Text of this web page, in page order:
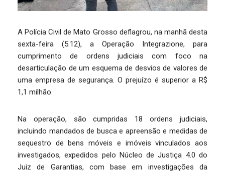
A Polícia Civil de Mato Grosso deflagrou, na manhã desta
sexta-feira (5.12), a Operação Integrazione, para
cumprimento de ordens judiciais com foco na
desarticulação de um esquema de desvios de valores de
uma empresa de segurança. O prejuízo é superior a R$
1,1 milhão.
Na operação, são cumpridas 18 ordens judiciais,
incluindo mandados de busca e apreensão e medidas de
sequestro de bens móveis e imóveis vinculados aos
investigados, expedidos pelo Núcleo de Justiça 4.0 do
Juiz de Garantias, com base em investigações da